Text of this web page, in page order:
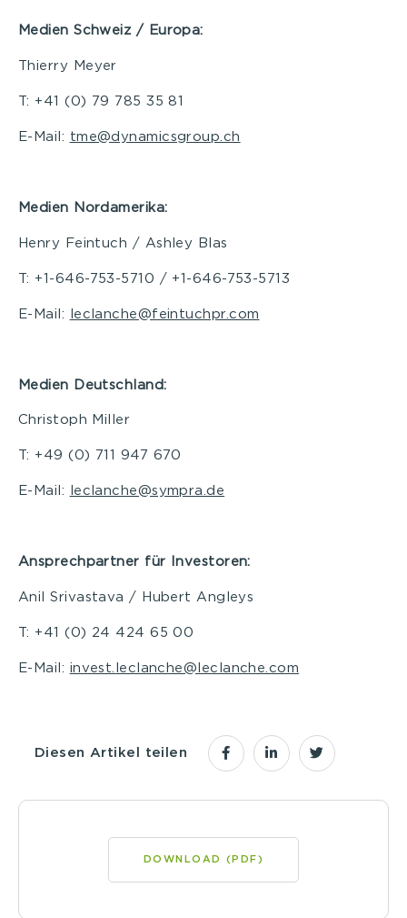
Medien Schweiz / Europa:
Thierry Meyer
T: +41 (0) 79 785 35 81
E-Mail: tme@dynamicsgroup.ch
Medien Nordamerika:
Henry Feintuch / Ashley Blas
T: +1-646-753-5710 / +1-646-753-5713
E-Mail: leclanche@feintuchpr.com
Medien Deutschland:
Christoph Miller
T: +49 (0) 711 947 670
E-Mail: leclanche@sympra.de
Ansprechpartner für Investoren:
Anil Srivastava / Hubert Angleys
T: +41 (0) 24 424 65 00
E-Mail: invest.leclanche@leclanche.com
Diesen Artikel teilen
DOWNLOAD (PDF)